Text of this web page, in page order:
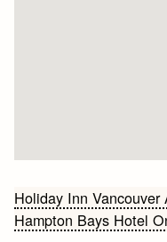
Bericht
navigatie
Holiday Inn
Hampton Bays Hotel